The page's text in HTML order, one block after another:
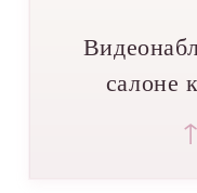
салоне
↑